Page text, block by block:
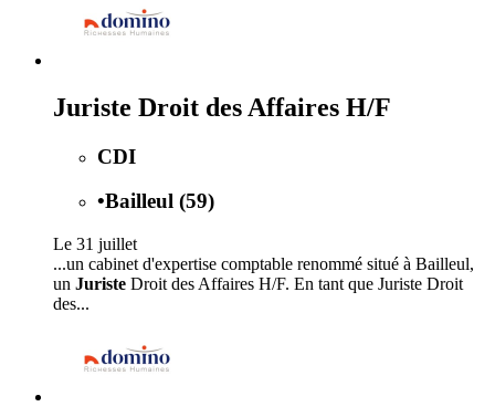
Juriste Droit des Affaires H/F
CDI
•Bailleul (59)
Le 31 juillet
...un cabinet d'expertise comptable renommé situé à Bailleul,
un Juriste Droit des Affaires H/F. En tant que Juriste Droit
des...